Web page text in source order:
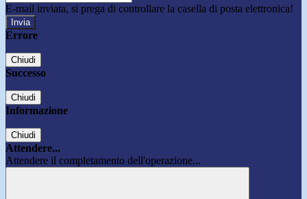
E-mail inviata, si prega di controllare la casella di posta elettronica!
Errore
Chiudi
Successo
Chiudi
Informazione
Chiudi
Attendere...
Attendere il completamento dell'operazione...